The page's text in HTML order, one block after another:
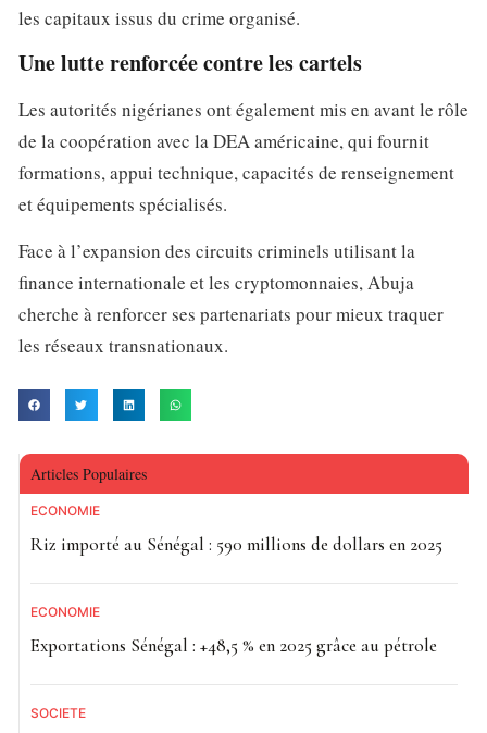
les capitaux issus du crime organisé.
Une lutte renforcée contre les cartels
Les autorités nigérianes ont également mis en avant le rôle
de la coopération avec la DEA américaine, qui fournit
formations, appui technique, capacités de renseignement
et équipements spécialisés.
Face à l’expansion des circuits criminels utilisant la
finance internationale et les cryptomonnaies, Abuja
cherche à renforcer ses partenariats pour mieux traquer
les réseaux transnationaux.
Articles Populaires
ECONOMIE
Riz importé au Sénégal : 590 millions de dollars en 2025
ECONOMIE
Exportations Sénégal : +48,5 % en 2025 grâce au pétrole
SOCIETE